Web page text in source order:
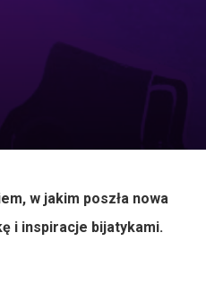
w jakim poszła nowa
i inspiracje bijatykami.